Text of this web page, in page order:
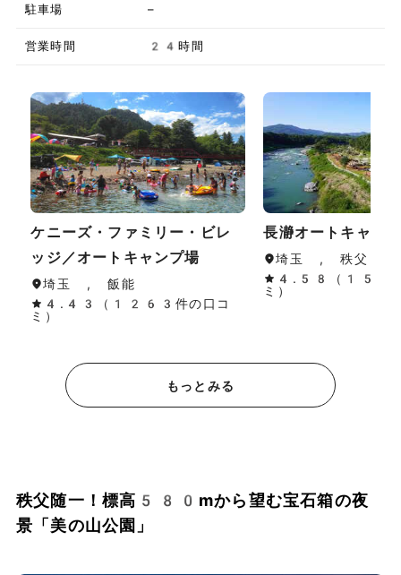
駐車場 –
営業時間 24時間
ケニーズ・ファミリー・ビレ
ッジ／オートキャンプ場
埼玉 , 飯能
4.43（1263件の口コ
ミ）
長瀞オートキャン
埼玉 , 秩父・長
4.58（1545
ミ）
もっとみる
秩父随一！標高580mから望む宝石箱の夜
景「美の山公園」